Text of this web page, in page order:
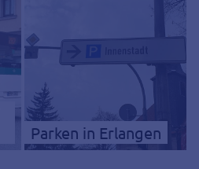
Parken in Erlangen